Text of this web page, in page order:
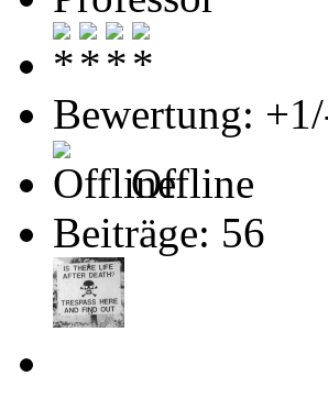
Bewertung:
Offline
Beiträge: 56